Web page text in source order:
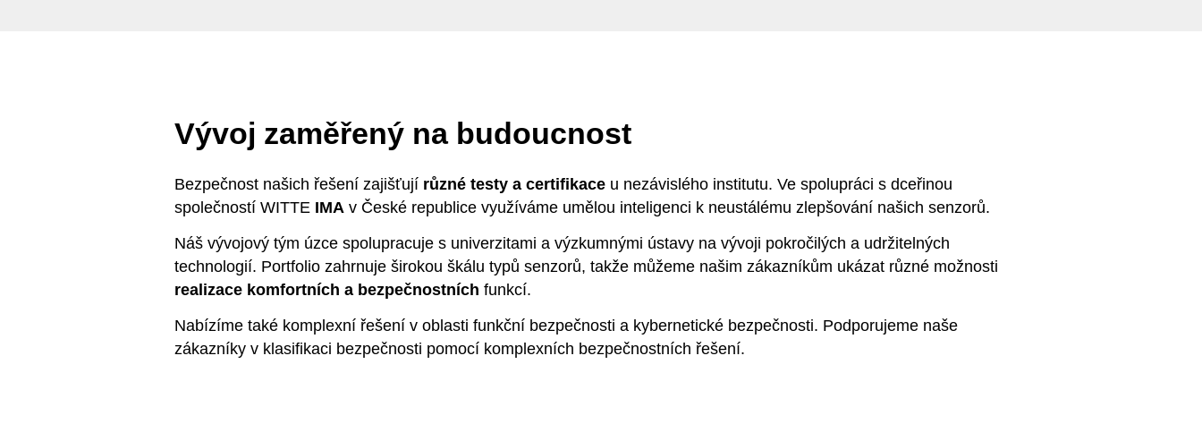
Vývoj zaměřený na budoucnost
Bezpečnost našich řešení zajišťují různé testy a certifikace u nezávislého institutu. Ve spolupráci s dceřinou
společností WITTE IMA v České republice využíváme umělou inteligenci k neustálému zlepšování našich senzorů.
Náš vývojový tým úzce spolupracuje s univerzitami a výzkumnými ústavy na vývoji pokročilých a udržitelných
technologií. Portfolio zahrnuje širokou škálu typů senzorů, takže můžeme našim zákazníkům ukázat různé možnosti
realizace komfortních a bezpečnostních funkcí.
Nabízíme také komplexní řešení v oblasti funkční bezpečnosti a kybernetické bezpečnosti. Podporujeme naše
zákazníky v klasifikaci bezpečnosti pomocí komplexních bezpečnostních řešení.